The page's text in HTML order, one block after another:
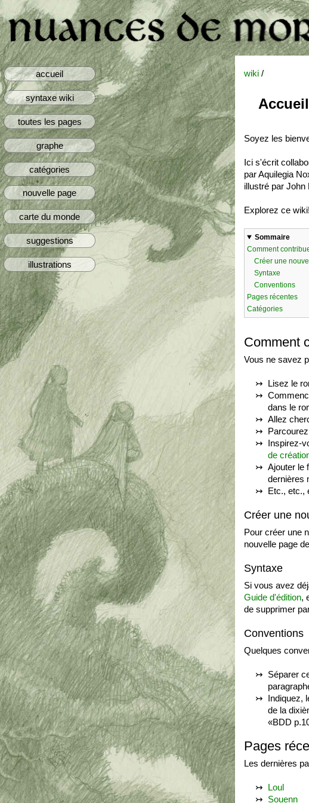
accueil
syntaxe wiki
toutes les pages
graphe
catégories
nouvelle page
carte du monde
suggestions
illustrations
wiki /
Accueil
Soyez les
Ici s'écrit
par Aquilegia
illustré par John
Explorez ce
Sommaire
Comment
Créer une
Syntaxe
Conventions
Pages récentes
Catégories
Comment
Vous ne savez
Lisez le
dans le
Allez
Inspirez-
de
Ajouter le
dernières
Etc., etc.,
Créer une
Pour créer une
nouvelle page
Syntaxe
Si vous avez
Guide d'édition,
de supprimer
Conventions
Quelques
Séparer
Indiquez,
de la
«BDD
Pages
Les dernières
Loul
Souenn